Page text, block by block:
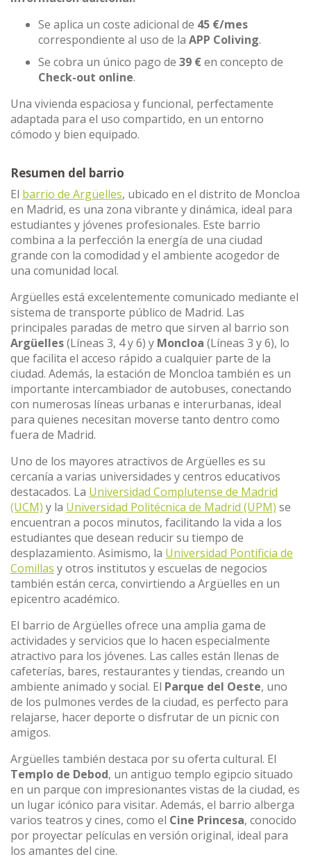
Se aplica un coste adicional de 45 €/mes
correspondiente al uso de la APP Coliving.
Se cobra un único pago de 39 €en concepto de
Check-out online.
Una vivienda espaciosa y funcional, perfectamente
adaptada para el uso compartido, en un entorno
cómodo y bien equipado.
Resumen del barrio
El barrio de Argüelles, ubicado en el distrito de Moncloa
en Madrid, es una zona vibrante y dinámica, ideal para
estudiantes y jóvenes profesionales. Este barrio
combina a la perfección la energía de una ciudad
grande con la comodidad y el ambiente acogedor de
una comunidad local.
Argüelles está excelentemente comunicado mediante el
sistema de transporte público de Madrid. Las
principales paradas de metro que sirven al barrio son
Argüelles(Líneas 3, 4 y 6) y Moncloa (Líneas 3 y 6), lo
que facilita el acceso rápido a cualquier parte de la
ciudad. Además, la estación de Moncloa también es un
importante intercambiador de autobuses, conectando
con numerosas líneas urbanas e interurbanas, ideal
para quienes necesitan moverse tanto dentro como
fuera de Madrid.
Uno de los mayores atractivos de Argüelles es su
cercanía a varias universidades y centros educativos
destacados. La Universidad Complutense de Madrid
(UCM) y la Universidad Politécnica de Madrid (UPM) se
encuentran a pocos minutos, facilitando la vida a los
estudiantes que desean reducir su tiempo de
desplazamiento. Asimismo, la Universidad Pontificia de
Comillas y otros institutos y escuelas de negocios
también están cerca, convirtiendo a Argüelles en un
epicentro académico.
El barrio de Argüelles ofrece una amplia gama de
actividades y servicios que lo hacen especialmente
atractivo para los jóvenes. Las calles están llenas de
cafeterías, bares, restaurantes y tiendas, creando un
ambiente animado y social. El Parque del Oeste, uno
de los pulmones verdes de la ciudad, es perfecto para
relajarse, hacer deporte o disfrutar de un picnic con
amigos.
Argüelles también destaca por su oferta cultural. El
Templo de Debod, un antiguo templo egipcio situado
en un parque con impresionantes vistas de la ciudad, es
un lugar icónico para visitar. Además, el barrio alberga
varios teatros y cines, como el Cine Princesa, conocido
por proyectar películas en versión original, ideal para
los amantes del cine.